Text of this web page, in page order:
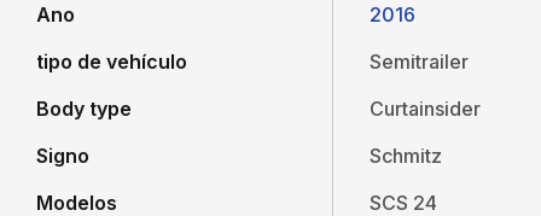
Ano
tipo de vehículo
Body type
Signo
Modelos
2016
Semitrailer
Curtainsider
Schmitz
SCS 24